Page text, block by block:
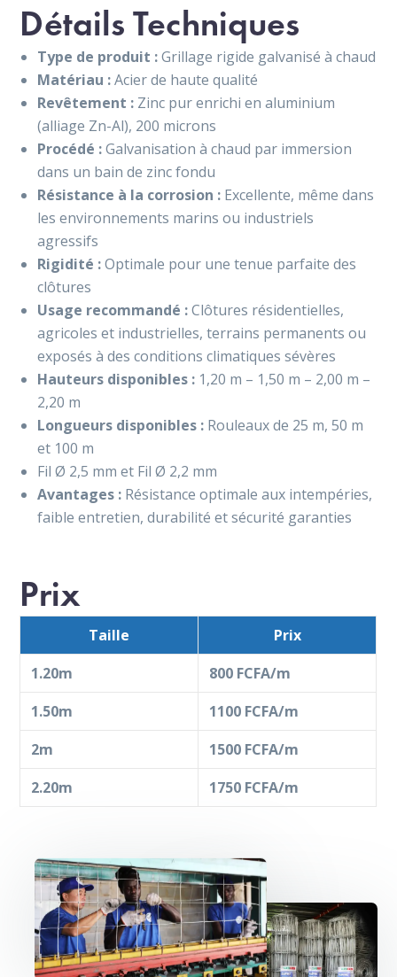
Détails Techniques
Type de produit :Grillage rigide galvanisé à chaud
Matériau :Acier de haute qualité
Revêtement : Zinc pur enrichi en aluminium
(alliage Zn-Al), 200 microns
Procédé :Galvanisation à chaud par immersion
dans un bain de zinc fondu
Résistance à la corrosion : Excellente, même dans
les environnements marins ou industriels
agressifs
Rigidité :Optimale pour une tenue parfaite des
clôtures
Usage recommandé :Clôtures résidentielles,
agricoles et industrielles, terrains permanents ou
exposés à des conditions climatiques sévères
Hauteurs disponibles : 1,20 m – 1,50 m – 2,00 m –
2,20 m
Longueurs disponibles : Rouleaux de 25 m, 50 m
et 100 m
Fil Ø 2,5 mm et Fil Ø 2,2 mm
Avantages : Résistance optimale aux intempéries,
faible entretien, durabilité et sécurité garanties
Prix
Taille
Prix
1.20m
800 FCFA/m
1.50m
1100 FCFA/m
2m
1500 FCFA/m
2.20m
1750 FCFA/m